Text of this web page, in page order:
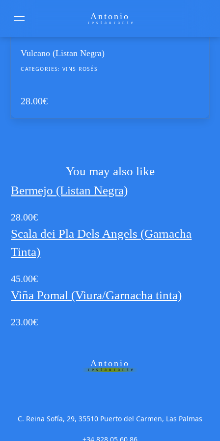
Antonio
restaurante
Vulcano (Listan Negra)
CATEGORIES: VINS ROSÉS
28.00€
You may also like
Bermejo (Listan Negra)
28.00€
Scala dei Pla Dels Angels (Garnacha
Tinta)
45.00€
Viña Pomal (Viura/Garnacha tinta)
23.00€
Antonio
restaurante
C. Reina Sofía, 29, 35510 Puerto del Carmen, Las Palmas